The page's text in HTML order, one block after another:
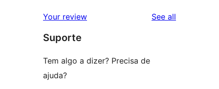
reviews
star
reviews
Your review See all
Suporte
Tem algo a dizer? Precisa de
ajuda?